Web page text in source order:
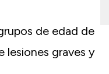
de edad de
lesiones graves y